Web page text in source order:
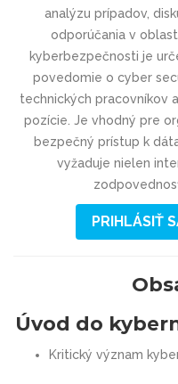
analýzu prípadov,
odporúčania v
kyberbezpečnosti je
povedomie o cyber
technických pracovníkov
pozície. Je vhodný pre
bezpečný prístup k
vyžaduje nielen
PRIHLÁSIŤ
Úvod do
Kritický význam